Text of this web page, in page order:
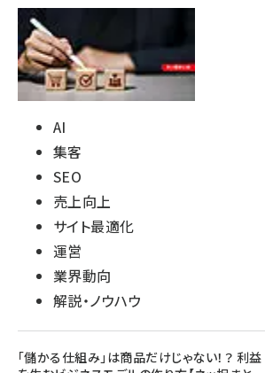
AI
集客
SEO
売上向上
サイト最適化
運営
業界動向
解説・ノウハウ
「儲かる仕組み」は商品だけじゃない！？ 利益